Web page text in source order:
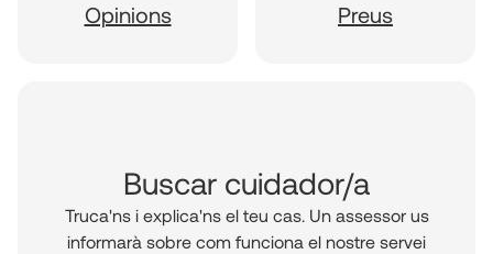
Opinions Preus
Buscar cuidador/a
Truca'ns i explica'ns el teu cas. Un assessor us
informarà sobre com funciona el nostre servei